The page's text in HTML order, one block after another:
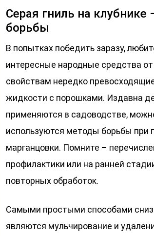
Серая гниль на клубнике
борьбы
В попытках победить заразу,
интересные народные средства от
свойствам нередко
жидкости с порошками. Издавна
применяются в садоводстве,
используются методы борьбы при
марганцовки. Помните –
профилактики или на ранней
повторных обработок.
Самыми простыми способами
являются мульчирование и